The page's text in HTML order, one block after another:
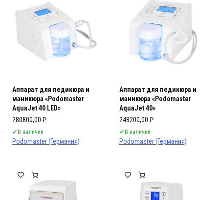
Аппарат для педикюра и
маникюра «Podomaster
AquaJet 40 LED»
280800,00 ₽
✓В наличии
Podomaster (Германия)
Аппарат для педикюра и
маникюра «Podomaster
AquaJet 40»
248200,00 ₽
✓В наличии
Podomaster (Германия)